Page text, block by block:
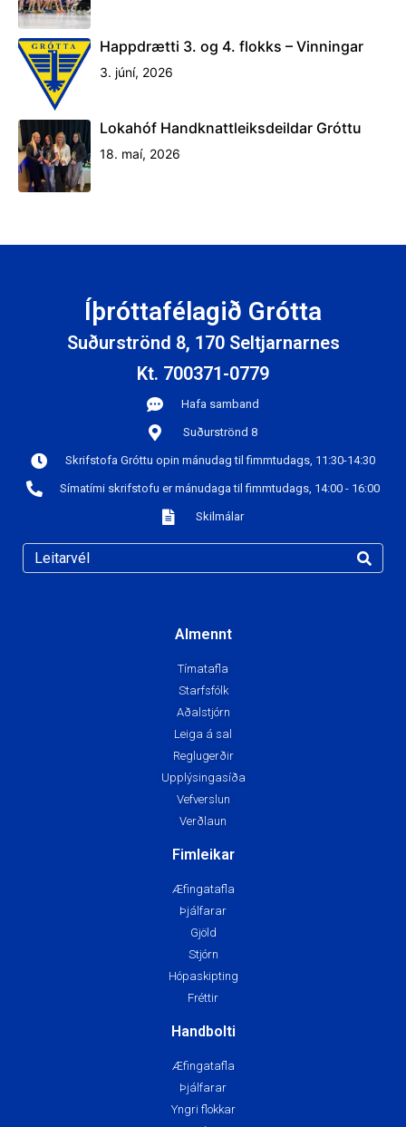
Happdrætti 3. og 4. flokks – Vinningar
3. júní, 2026
Lokahóf Handknattleiksdeildar Gróttu
18. maí, 2026
Íþróttafélagið Grótta
Suðurströnd 8, 170 Seltjarnarnes
Kt. 700371-0779
Hafa samband
Suðurströnd 8
Skrifstofa Gróttu opin mánudag til fimmtudags, 11:30-14:30
Símatími skrifstofu er mánudaga til fimmtudags, 14:00 - 16:00
Skilmálar
Almennt
Tímatafla
Starfsfólk
Aðalstjórn
Leiga á sal
Reglugerðir
Upplýsingasíða
Vefverslun
Verðlaun
Fimleikar
Æfingatafla
Þjálfarar
Gjöld
Stjórn
Hópaskipting
Fréttir
Handbolti
Æfingatafla
Þjálfarar
Yngri flokkar